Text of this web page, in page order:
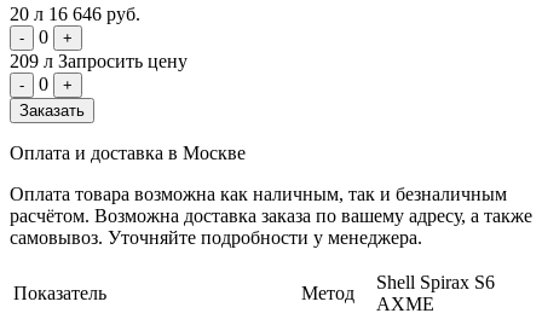
20 л 16 646 руб.
- 0 +
209 л Запросить цену
- 0
+
Заказать
Оплата и доставка в Москве
Оплата товара возможна как наличным, так и безналичным
расчётом. Возможна доставка заказа по вашему адресу, а также
самовывоз. Уточняйте подробности у менеджера.
Показатель Метод
Shell Spirax S6
AXME